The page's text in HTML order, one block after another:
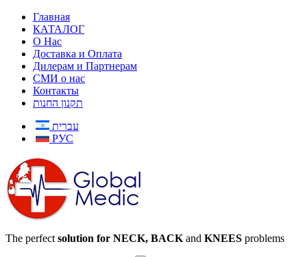
Главная
КАТАЛОГ
О Нас
Доставка и Оплата
Дилерам и Партнерам
СМИ о нас
Контакты
תקנון החנות
עברית
РУС
The perfect solution for NECK, BACK and KNEES problems